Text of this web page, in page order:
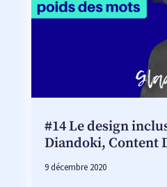
#14 Le design
Diandoki, Content
9 décembre 2020